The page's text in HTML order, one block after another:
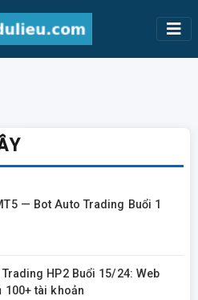
— Bot Auto Trading Buổi 1
HP2 Buổi 15/24: Web
100+ tài khoản